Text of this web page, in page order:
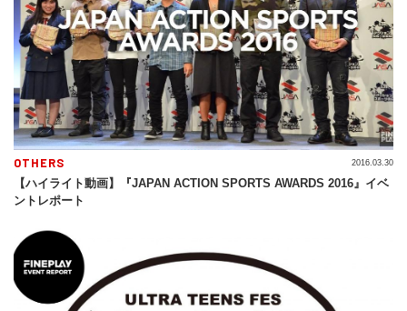
OTHERS
【ハイライト動画】『JAPAN ACTION SPORTS AWARDS 2016』イベ
ントレポート
2016.03.30